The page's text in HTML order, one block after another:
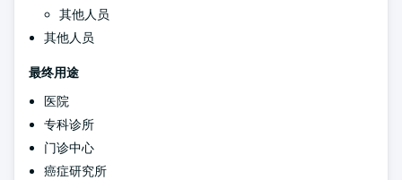
其他人员
其他人员
最终用途
医院
专科诊所
门诊中心
癌症研究所